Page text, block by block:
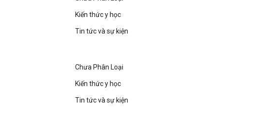
Kiến thức y học
Tin tức và sự kiện
Chưa Phân Loại
Kiến thức y học
Tin tức và sự kiện